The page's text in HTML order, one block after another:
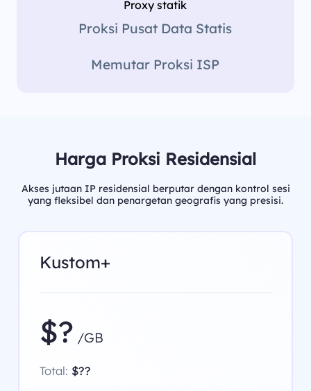
Proxy statik
Proksi Pusat Data Statis
Memutar Proksi ISP
Harga Proksi Residensial
Akses jutaan IP residensial berputar dengan kontrol sesi
yang fleksibel dan penargetan geografis yang presisi.
Kustom+
$? /GB
Total: $??